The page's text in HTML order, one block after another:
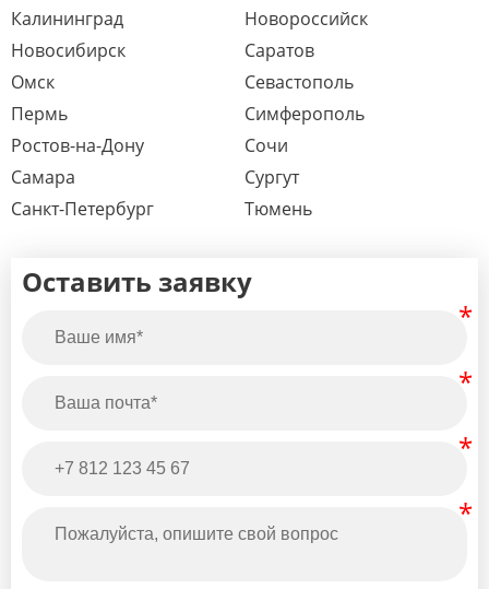
Калининград
Новороссийск
Новосибирск
Омск
Пермь
Ростов-на-Дону
Самара
Санкт-Петербург
Саратов
Севастополь
Симферополь
Сочи
Сургут
Тюмень
Оставить заявку